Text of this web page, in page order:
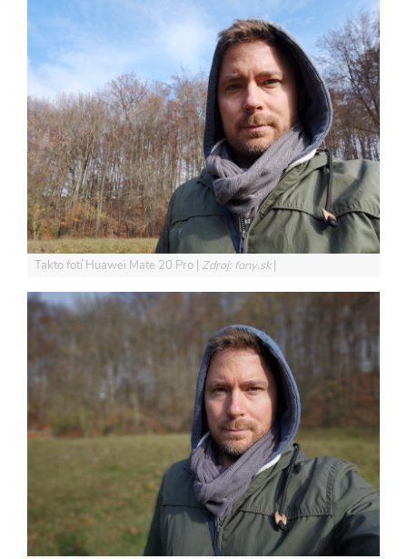
Takto fotí Huawei Mate 20 Pro Zdroj: fony.sk